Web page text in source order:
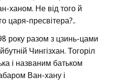
ханом. Не від того й
царя-пресвітера?..
року разом з цзинь-цами
Чингізхан. Тогоріл
і названим батьком
Ван-хану і